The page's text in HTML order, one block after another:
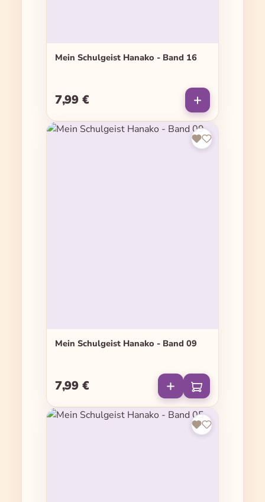
Mein Schulgeist Hanako - Band 16
Regulärer Preis:
7,99 €
Mein Schulgeist Hanako - Band 09
Regulärer Preis:
7,99 €